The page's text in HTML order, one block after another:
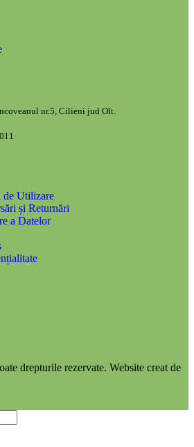
nr.5, Cilieni jud Olt.
de Utilizare
și Returnări
a Datelor
drepturile rezervate. Website creat de